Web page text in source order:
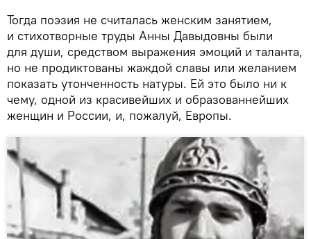
Тогда поэзия не считалась женским занятием,
и стихотворные труды Анны Давыдовны были
для души, средством выражения эмоций и таланта,
но не продиктованы жаждой славы или желанием
показать утонченность натуры. Ей это было ни к
чему, одной из красивейших и образованнейших
женщин и России, и, пожалуй, Европы.